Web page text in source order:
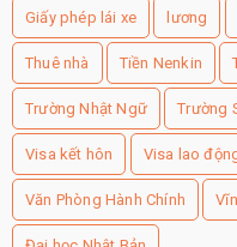
Giấy phép lái xe lương
Thuê nhà Tiền Nenkin
Trường Nhật Ngữ Trường
Visa kết hôn Visa lao
Văn Phòng Hành Chính